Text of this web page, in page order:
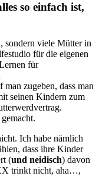
so einfach ist,
sondern viele Mütter in
für die eigenen
für
man zugeben, dass man
seinen Kindern zum
Ich habe nämlich
dass ihre Kinder
(und neidisch) davon
trinkt nicht, aha…,